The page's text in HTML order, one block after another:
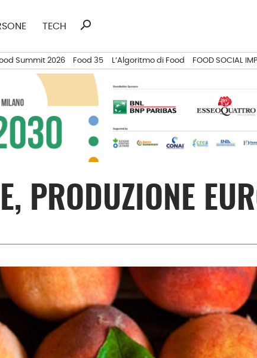
TECH
Ricerca
search
Summit 2026 Food 35 L’Algoritmo di Food FOOD SOCIAL
PRODUZIONE